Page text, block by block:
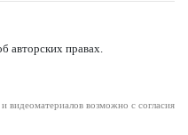
авторских правах.
видеоматериалов возможно с согласия